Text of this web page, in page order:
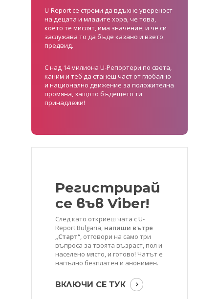
U-Report се стреми да вдъхне увереност
на децата и младите хора, че това,
което те мислят, има значение, и че си
заслужава то да бъде казано и взето
предвид.
С над 14 милиона U-Репортери по света,
каним и теб да станеш част от глобално
и национално движение за положителна
промяна, защото бъдещето ти
принадлежи!
Регистрирай
се във Viber!
След като откриеш чата с U-
Report Bulgaria, напиши вътре
„Старт“, отговори на само три
въпроса за твоята възраст, пол и
населено място, и готово! Чатът е
напълно безплатен и анонимен.
ВКЛЮЧИ СЕ ТУК